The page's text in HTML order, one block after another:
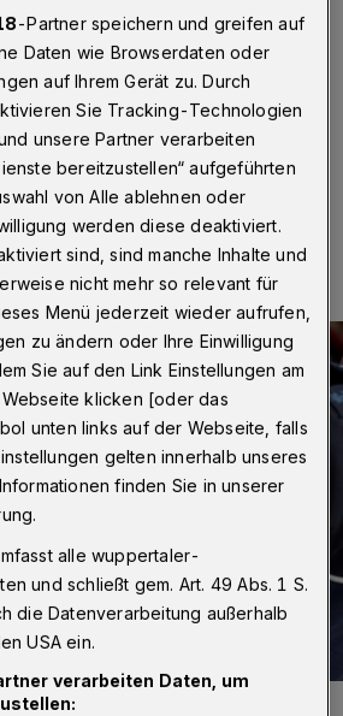
Geburtstagsfeier auf Mallack
2019) gegen 23.30 Uhr zu
mehrere Gäste verwickelt waren.
-Partner speichern und greifen auf
Daten wie Browserdaten oder
auf Ihrem Gerät zu. Durch
Sie Tracking-Technologien
unsere Partner verarbeiten
bereitzustellen“ aufgeführten
von Alle ablehnen oder
werden diese deaktiviert.
sind, sind manche Inhalte und
nicht mehr so relevant für
Menü jederzeit wieder aufrufen,
zu ändern oder Ihre Einwilligung
Sie auf den Link Einstellungen am
klicken [oder das
unten links auf der Webseite, falls
gelten innerhalb unseres
finden Sie in unserer
alle wuppertaler-
und schließt gem. Art. 49 Abs. 1 S.
die Datenverarbeitung außerhalb
USA ein.
verarbeiten Daten, um